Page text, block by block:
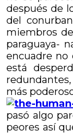
después de
del
miembros
paraguaya-
encuadre no
está
más
pasó algo
peores así